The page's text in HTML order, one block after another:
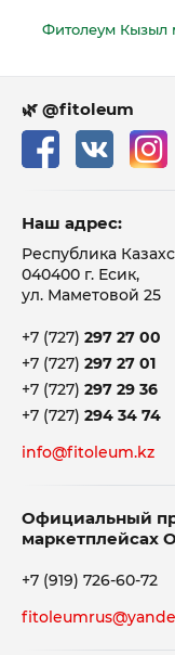
Фитолеум Кызыл
🌿 @fitoleum
Наш адрес:
Республика
040400 г. Есик,
ул. Маметовой 25
+7 (727) 297 27 00
+7 (727) 297 27 01
+7 (727) 297 29 36
+7 (727) 294 34 74
info@fitoleum.kz
Официальный
маркетплейсах
+7 (919) 726-60-72